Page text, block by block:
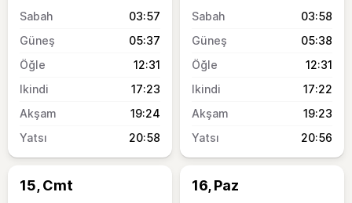
03:57
05:37
12:31
17:23
19:24
20:58
03:58
05:38
12:31
17:22
19:23
20:56
15, Cmt 16, Paz